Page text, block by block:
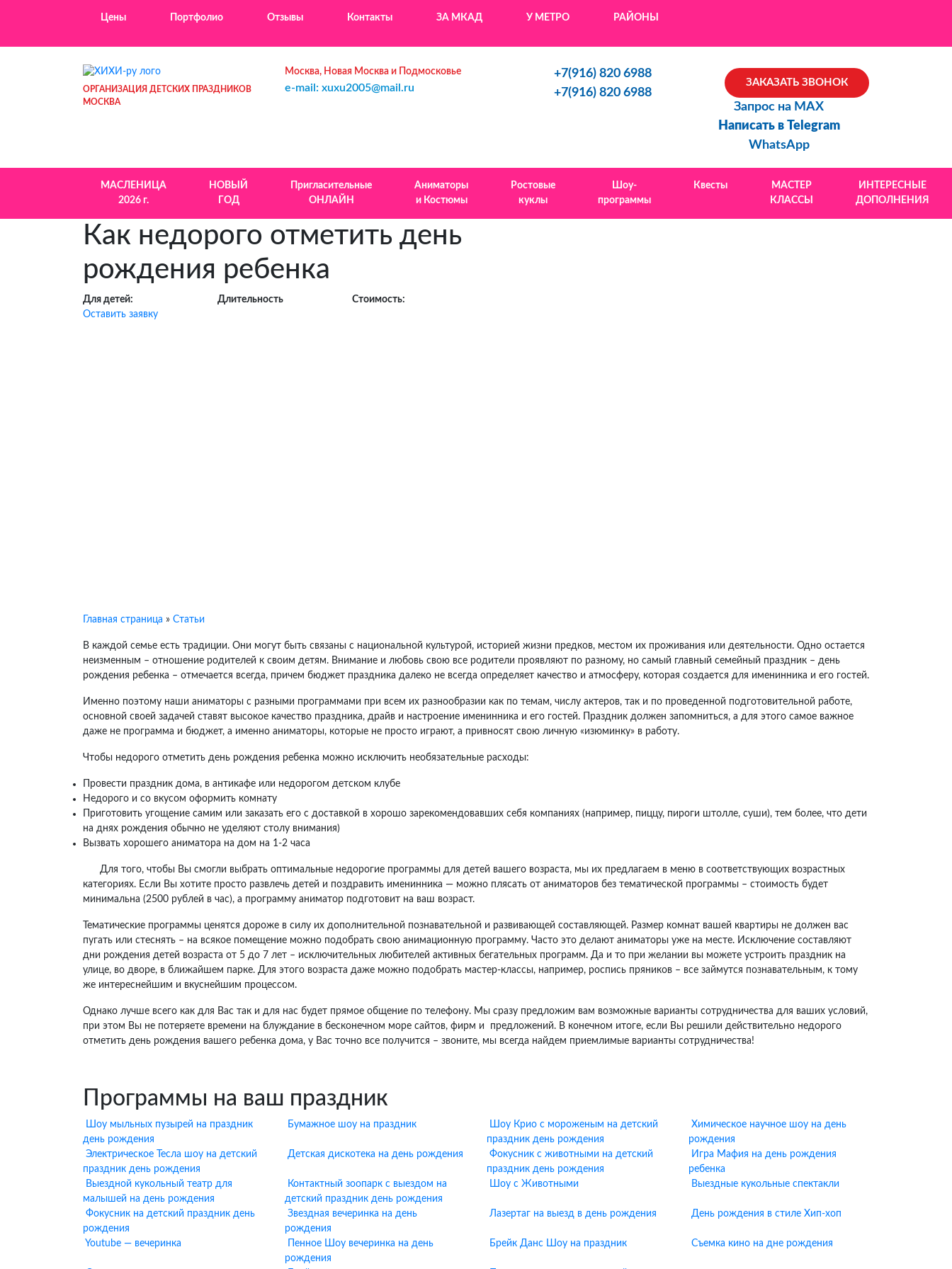
Цены Портфолио Отзывы Контакты ЗА МКАД У МЕТРО РАЙОНЫ
ОРГАНИЗАЦИЯ ДЕТСКИХ ПРАЗДНИКОВ
МОСКВА
Москва, Новая Москва и Подмосковье
e-mail: xuxu2005@mail.ru
+7(916) 820 6988
+7(916) 820 6988
ЗАКАЗАТЬ ЗВОНОК
Запрос на MAX
Написать в Telegram
WhatsApp
МАСЛЕНИЦА
2026 г.
НОВЫЙ
ГОД
Пригласительные
ОНЛАЙН
Аниматоры
и Костюмы
Ростовые
куклы
Шоу-
программы
Квесты
МАСТЕР
КЛАССЫ
ИНТЕРЕСНЫЕ
ДОПОЛНЕНИЯ
Как недорого отметить день
рождения ребенка
Для детей: Длительность
Стоимость:
Оставить заявку
Главная страница » Статьи
В каждой семье есть традиции. Они могут быть связаны с национальной культурой, историей жизни предков, местом их проживания или деятельности. Одно остается
неизменным – отношение родителей к своим детям. Внимание и любовь свою все родители проявляют по разному, но самый главный семейный праздник – день
рождения ребенка – отмечается всегда, причем бюджет праздника далеко не всегда определяет качество и атмосферу, которая создается для именинника и его гостей.
Именно поэтому наши аниматоры с разными программами при всем их разнообразии как по темам, числу актеров, так и по проведенной подготовительной работе,
основной своей задачей ставят высокое качество праздника, драйв и настроение именинника и его гостей. Праздник должен запомниться, а для этого самое важное
даже не программа и бюджет, а именно аниматоры, которые не просто играют, а привносят свою личную «изюминку» в работу.
Чтобы недорого отметить день рождения ребенка можно исключить необязательные расходы:
Провести праздник дома, в антикафе или недорогом детском клубе
Недорого и со вкусом оформить комнату
Приготовить угощение самим или заказать его с доставкой в хорошо зарекомендовавших себя компаниях (например, пиццу, пироги штолле, суши), тем более, что дети
на днях рождения обычно не уделяют столу внимания)
Вызвать хорошего аниматора на дом на 1-2 часа
Для того, чтобы Вы смогли выбрать оптимальные недорогие программы для детей вашего возраста, мы их предлагаем в меню в соответствующих возрастных
категориях. Если Вы хотите просто развлечь детей и поздравить именинника — можно плясать от аниматоров без тематической программы – стоимость будет
минимальна (2500 рублей в час), а программу аниматор подготовит на ваш возраст.
Тематические программы ценятся дороже в силу их дополнительной познавательной и развивающей составляющей. Размер комнат вашей квартиры не должен вас
пугать или стеснять – на всякое помещение можно подобрать свою анимационную программу. Часто это делают аниматоры уже на месте. Исключение составляют
дни рождения детей возраста от 5 до 7 лет – исключительных любителей активных бегательных программ. Да и то при желании вы можете устроить праздник на
улице, во дворе, в ближайшем парке. Для этого возраста даже можно подобрать мастер-классы, например, роспись пряников – все займутся познавательным, к тому
же интереснейшим и вкуснейшим процессом.
Однако лучше всего как для Вас так и для нас будет прямое общение по телефону. Мы сразу предложим вам возможные варианты сотрудничества для ваших условий,
при этом Вы не потеряете времени на блуждание в бесконечном море сайтов, фирм и предложений. В конечном итоге, если Вы решили действительно недорого
отметить день рождения вашего ребенка дома, у Вас точно все получится – звоните, мы всегда найдем приемлимые варианты сотрудничества!
Программы на ваш праздник
Шоу мыльных пузырей на праздник
день рождения
Бумажное шоу на праздник
Шоу Крио с мороженым на детский
праздник день рождения
Химическое научное шоу на день
рождения
Электрическое Тесла шоу на детский
праздник день рождения
Детская дискотека на день рождения
Фокусник с животными на детский
праздник день рождения
Игра Мафия на день рождения
ребенка
Выездной кукольный театр для
малышей на день рождения
Контактный зоопарк с выездом на
детский праздник день рождения
Шоу с Животными Выездные кукольные спектакли
Фокусник на детский праздник день
рождения
Звездная вечеринка на день
рождения
Лазертаг на выезд в день рождения День рождения в стиле Хип-хоп
Youtube — вечеринка
Пенное Шоу вечеринка на день
рождения
Брейк Данс Шоу на праздник Съемка кино на дне рождения